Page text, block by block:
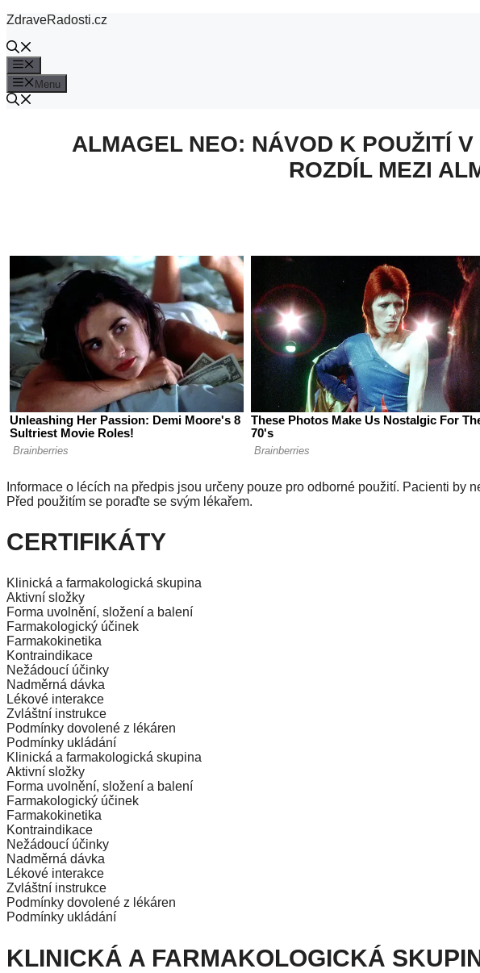
Přeskočit
obsah
ZdraveRadosti.cz
Menu
ALMAGEL NEO: NÁVOD K POUŽITÍ
ROZDÍL MEZI
Informace o lécích na předpis jsou určeny pouze pro odborné použití. Pacienti by
Před použitím se poraďte se svým lékařem.
CERTIFIKÁTY
Klinická a farmakologická skupina
Aktivní složky
Forma uvolnění, složení a balení
Farmakologický účinek
Farmakokinetika
Kontraindikace
Nežádoucí účinky
Nadměrná dávka
Lékové interakce
Zvláštní instrukce
Podmínky dovolené z lékáren
Podmínky ukládání
Klinická a farmakologická skupina
Aktivní složky
Forma uvolnění, složení a balení
Farmakologický účinek
Farmakokinetika
Kontraindikace
Nežádoucí účinky
Nadměrná dávka
Lékové interakce
Zvláštní instrukce
Podmínky dovolené z lékáren
Podmínky ukládání
KLINICKÁ A FARMAKOLOGICKÁ